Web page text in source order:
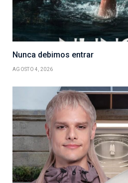
Nunca debimos entrar
AGOSTO 4, 2026